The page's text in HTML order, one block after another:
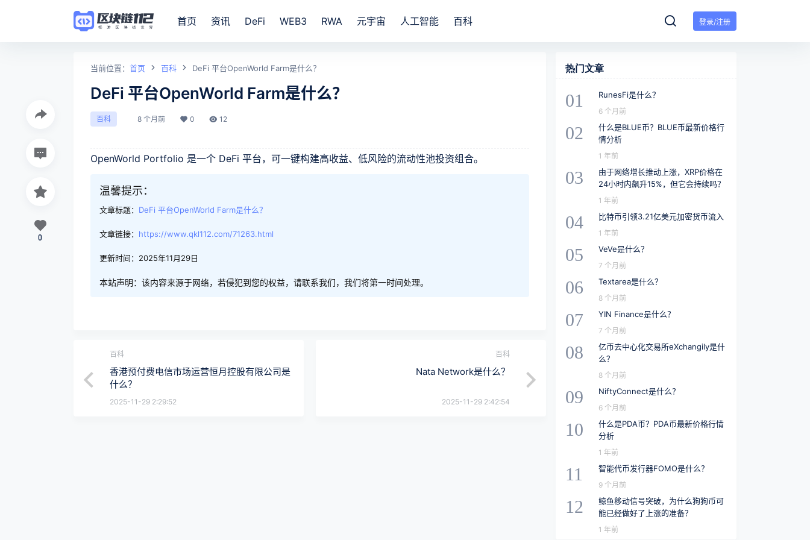
登录/注册
首页 资讯 DeFi WEB3 RWA 元宇宙 人工智能 百科
当前位置： 首页 百科 DeFi 平台OpenWorld Farm是什么？
DeFi 平台OpenWorld Farm是什么？
百科 8 个月前 0 12
OpenWorld Portfolio 是一个 DeFi 平台，可一键构建高收益、低风险的流动性池投资组合。
温馨提示：
文章标题： DeFi 平台OpenWorld Farm是什么？
文章链接： https://www.qkl112.com/71263.html
更新时间：2025年11月29日
本站声明：该内容来源于网络，若侵犯到您的权益，请联系我们，我们将第一时间处理。
0
百科
香港预付费电信市场运营恒月控股有限公司是
什么？
2025-11-29 2:29:52
百科
Nata Network是什么？
2025-11-29 2:42:54
热门文章
01 RunesFi是什么？
6 个月前
02
什么是BLUE币？BLUE币最新价格行
情分析
1 年前
03
由于网络增长推动上涨，XRP价格在
24小时内飙升15%，但它会持续吗？
1 年前
04 比特币引领3.21亿美元加密货币流入
1 年前
05 VeVe是什么？
7 个月前
06 Textarea是什么？
8 个月前
07 YIN Finance是什么？
7 个月前
08
亿币去中心化交易所eXchangily是什
么？
8 个月前
09 NiftyConnect是什么？
6 个月前
10
什么是PDA币？PDA币最新价格行情
分析
1 年前
11 智能代币发行器FOMO是什么？
9 个月前
12
鲸鱼移动信号突破，为什么狗狗币可
能已经做好了上涨的准备？
1 年前